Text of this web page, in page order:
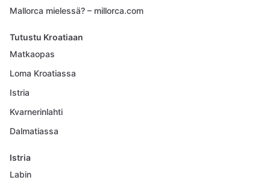
Mallorca mielessä? – millorca.com
Tutustu Kroatiaan
Matkaopas
Loma Kroatiassa
Istria
Kvarnerinlahti
Dalmatiassa
Istria
Labin